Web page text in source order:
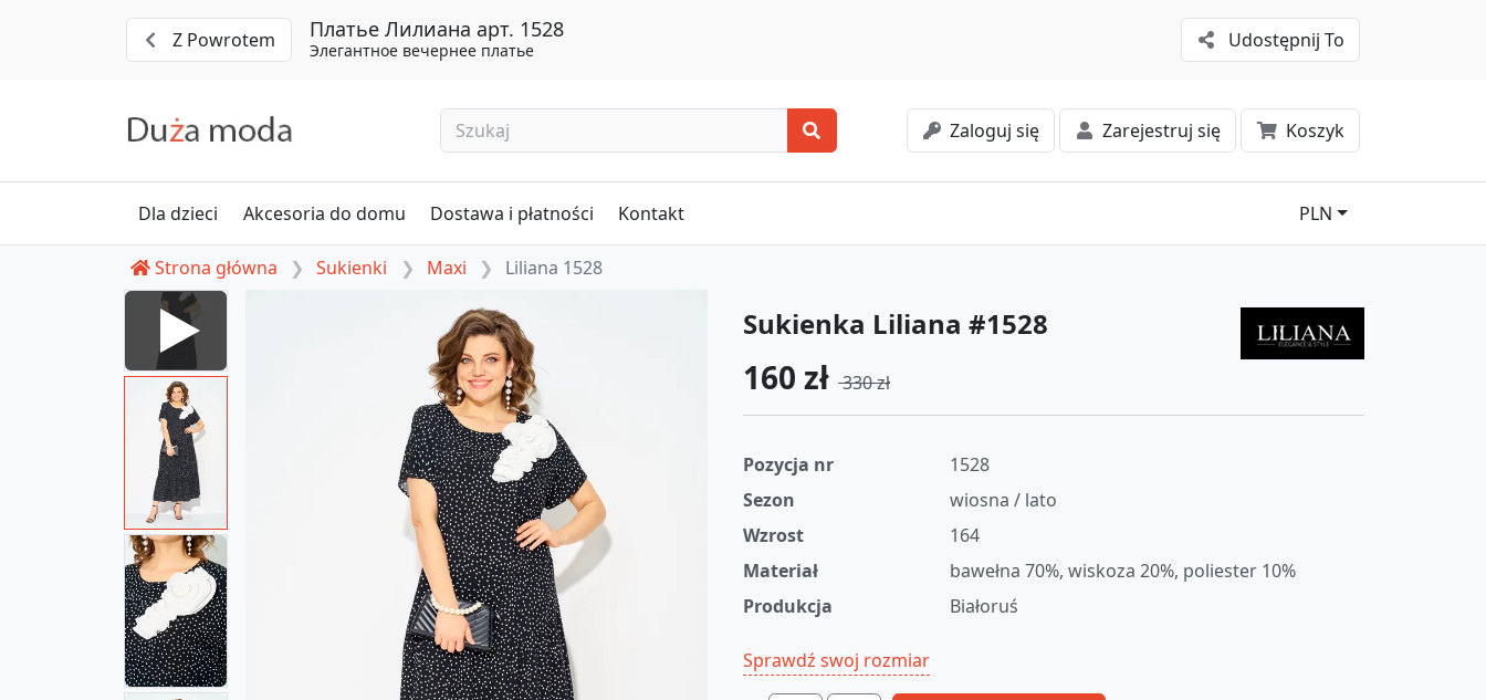
Z Powrotem Платье Лилиана арт. 1528
Элегантное вечернее платье Udostępnij To
Zaloguj się Zarejestruj się Koszyk
Dla dzieci Akcesoria do domu Dostawa i płatności Kontakt PLN
Strona główna Sukienki Maxi Liliana 1528
Sukienka Liliana #1528
160 zł 330 zł
Pozycja nr
1528
Sezon
wiosna / lato
Wzrost
164
Materiał
bawełna 70%, wiskoza 20%, poliester 10%
Produkcja
Białoruś
Sprawdź swoj rozmiar